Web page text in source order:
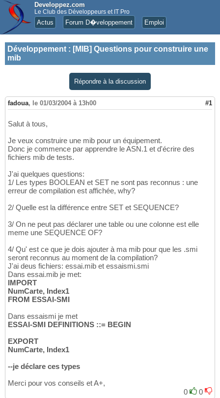
Developpez.com
Le Club des Développeurs et IT Pro
Actus Forum D�veloppement Emploi
Développement : [MIB] Questions pour construire une
mib
Répondre à la discussion
fadoua, le 01/03/2004 à 13h00 #1
Salut à tous,
Je veux construire une mib pour un équipement.
Donc je commence par apprendre le ASN.1 et d'écrire des
fichiers mib de tests.
J'ai quelques questions:
1/ Les types BOOLEAN et SET ne sont pas reconnus : une
erreur de compilation est affichée, why?
2/ Quelle est la différence entre SET et SEQUENCE?
3/ On ne peut pas déclarer une table ou une colonne est elle
meme une SEQUENCE OF?
4/ Qu' est ce que je dois ajouter à ma mib pour que les .smi
seront reconnus au moment de la compilation?
J'ai deus fichiers: essai.mib et essaismi.smi
Dans essai.mib je met:
IMPORT
NumCarte, Index1
FROM ESSAI-SMI
Dans essaismi je met
ESSAI-SMI DEFINITIONS ::= BEGIN
EXPORT
NumCarte, Index1
--je déclare ces types
Merci pour vos conseils et A+,
0
0